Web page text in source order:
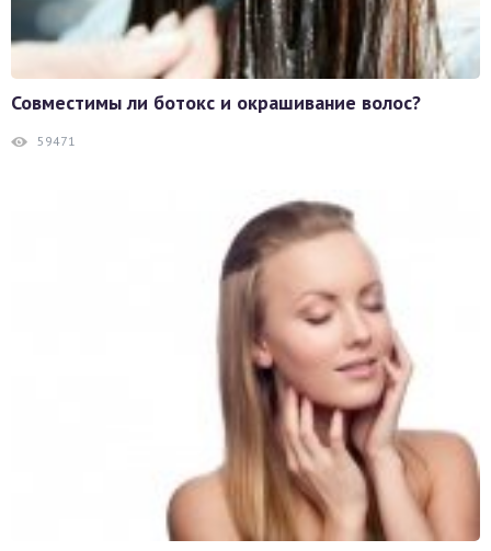
Совместимы ли ботокс и окрашивание волос?
59471